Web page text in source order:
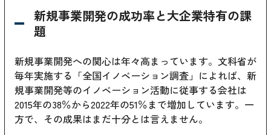
新規事業開発の成功率と大企業特有の課
題
新規事業開発への関心は年々高まっています。文科省が
毎年実施する「全国イノベーション調査」によれば、新
規事業開発等のイノベーション活動に従事する会社は
2015年の38％から2022年の51％まで増加しています。一
方で、その成果はまだ十分とは言えません。